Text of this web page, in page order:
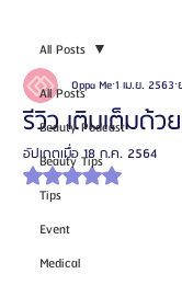
All Posts
Beauty Podcast
Beauty Tips
Tips
Event
Medical
All Posts
รีวิว เติมเต็มด้
Oppa Me1 เม.ย. 2563
อัปเดตเมื่อ18 ก.ค. 2564
ได้รับ NaN เต็ม 5 ดาว